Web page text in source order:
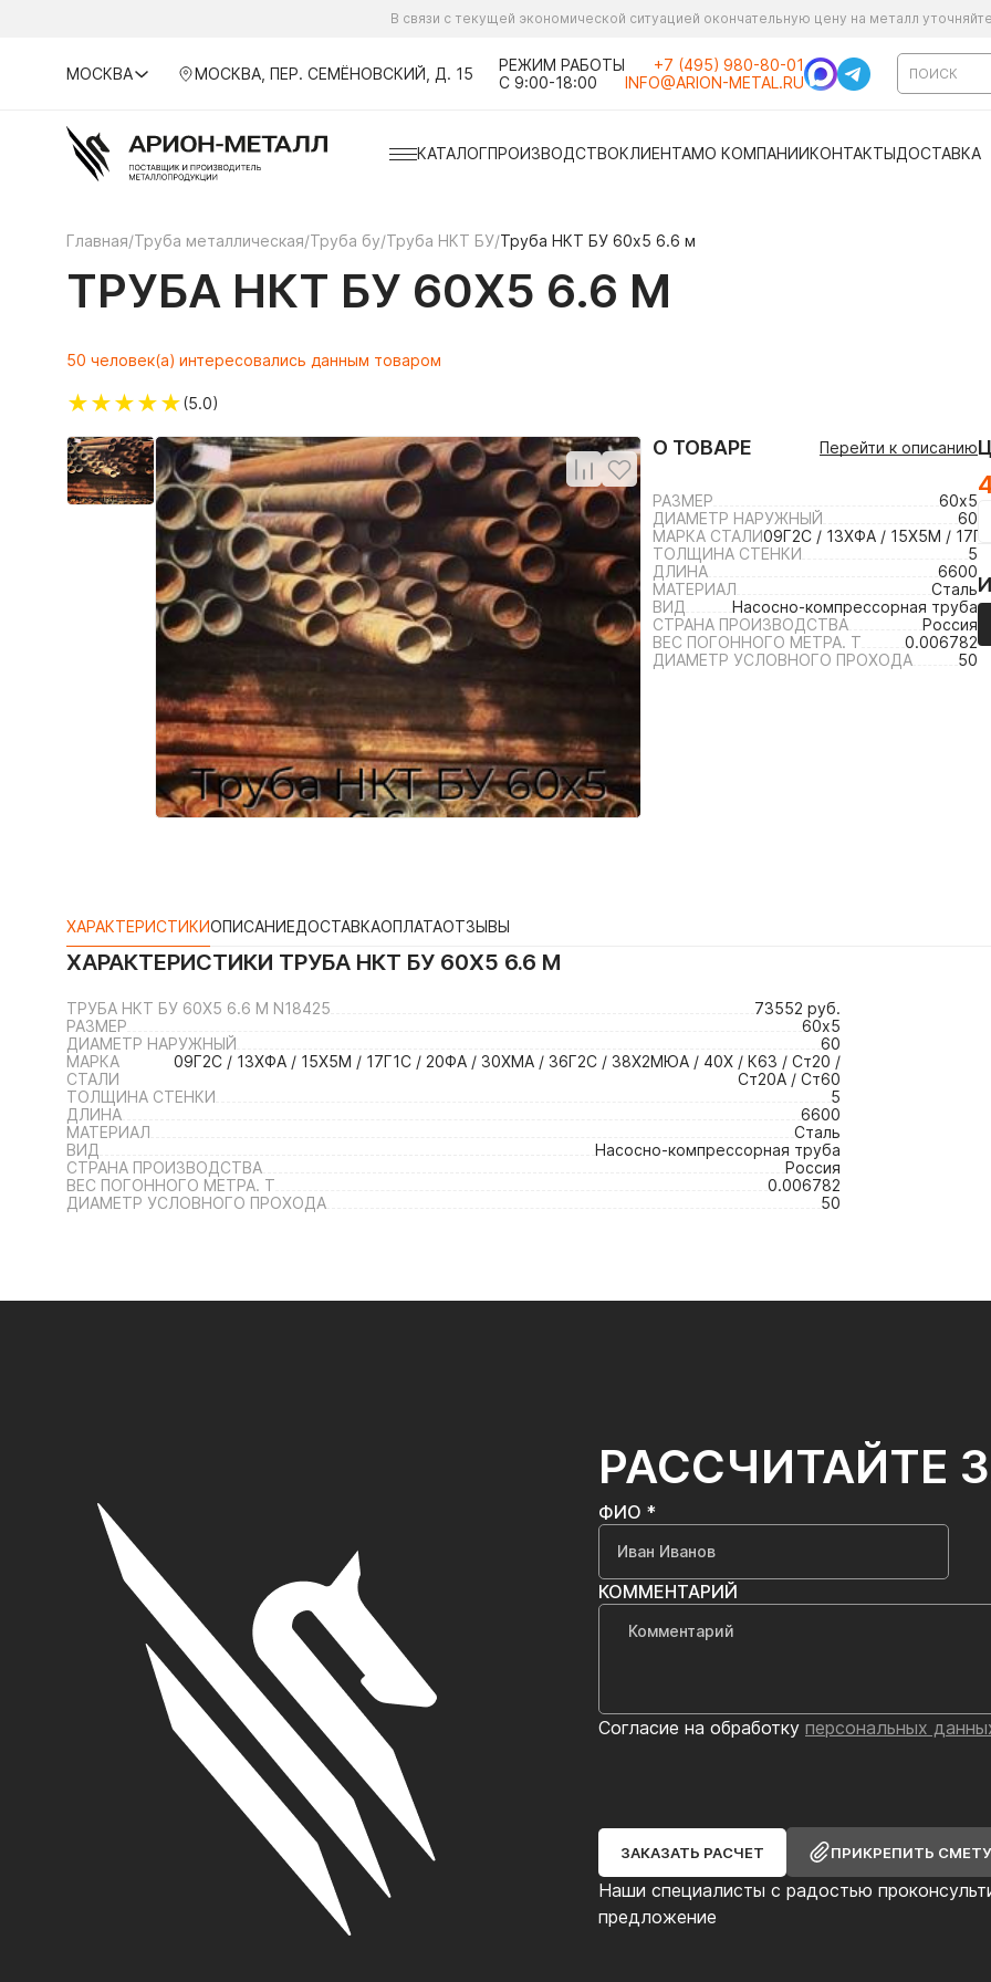
В связи с текущей экономической ситуацией окончательную цену на металл
МОСКВА МОСКВА, ПЕР. СЕМЁНОВСКИЙ, Д. 15
РЕЖИМ РАБОТЫ
С 9:00-18:00
+7 (495) 980-80-01
INFO@ARION-METAL.RU
КАТАЛОГПРОИЗВОДСТВОКЛИЕНТАМО КОМПАНИИКОНТАКТЫДОСТАВКА
Главная/Труба металлическая/Труба бу/Труба НКТ БУ/Труба НКТ БУ 60х5 6.6 м
ТРУБА НКТ БУ 60Х5 6.6 М
50 человек(а) интересовались данным товаром
★★★★★(5.0)
О ТОВАРЕ Перейти к описанию
РАЗМЕР
60х5
ДИАМЕТР НАРУЖНЫЙ
60
МАРКА СТАЛИ09Г2С / 13ХФА / 15Х5М /
ТОЛЩИНА СТЕНКИ
5
ДЛИНА
6600
МАТЕРИАЛ
Сталь
ВИД
Насосно-компрессорная труба
СТРАНА ПРОИЗВОДСТВА
Россия
ВЕС ПОГОННОГО МЕТРА. Т
0.006782
ДИАМЕТР УСЛОВНОГО ПРОХОДА
50
ХАРАКТЕРИСТИКИОПИСАНИЕДОСТАВКАОПЛАТАОТЗЫВЫ
ХАРАКТЕРИСТИКИ ТРУБА НКТ БУ 60Х5 6.6 М
ТРУБА НКТ БУ 60Х5 6.6 М N18425
73552 руб.
РАЗМЕР
60х5
ДИАМЕТР НАРУЖНЫЙ
60
МАРКА
СТАЛИ
09Г2С / 13ХФА / 15Х5М / 17Г1С / 20ФА / 30ХМА / 36Г2С / 38Х2МЮА / 40Х / К63 / Ст20 /
Ст20А / Ст60
ТОЛЩИНА СТЕНКИ
5
ДЛИНА
6600
МАТЕРИАЛ
Сталь
ВИД
Насосно-компрессорная труба
СТРАНА ПРОИЗВОДСТВА
Россия
ВЕС ПОГОННОГО МЕТРА. Т
0.006782
ДИАМЕТР УСЛОВНОГО ПРОХОДА
50
РАССЧИТАЙТЕ
Наши специалисты с радостью
предложение
ФИО *
КОММЕНТАРИЙ
Согласие на обработку персональных
ЗАКАЗАТЬ РАСЧЕТ ПРИКРЕПИТЬ СМЕТУ